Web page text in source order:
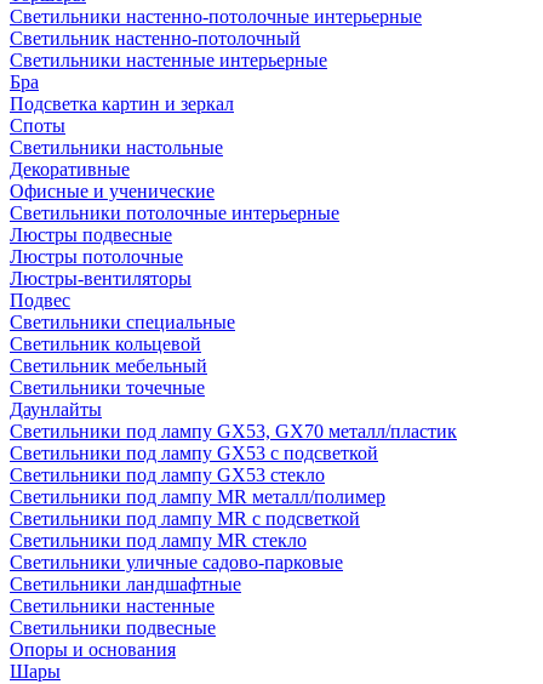
Светильники настенно-потолочные интерьерные
Светильник настенно-потолочный
Светильники настенные интерьерные
Бра
Подсветка картин и зеркал
Споты
Светильники настольные
Декоративные
Офисные и ученические
Светильники потолочные интерьерные
Люстры подвесные
Люстры потолочные
Люстры-вентиляторы
Подвес
Светильники специальные
Светильник кольцевой
Светильник мебельный
Светильники точечные
Даунлайты
Светильники под лампу GX53, GX70 металл/пластик
Светильники под лампу GX53 с подсветкой
Светильники под лампу GX53 стекло
Светильники под лампу MR металл/полимер
Светильники под лампу MR с подсветкой
Светильники под лампу MR стекло
Светильники уличные садово-парковые
Светильники ландшафтные
Светильники настенные
Светильники подвесные
Опоры и основания
Шары